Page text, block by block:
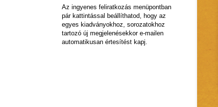
Az ingyenes feliratkozás menüpontban
pár kattintással beállíthatod, hogy az
egyes kiadványokhoz, sorozatokhoz
tartozó új megjelenésekkor e-mailen
automatikusan értesítést kapj.